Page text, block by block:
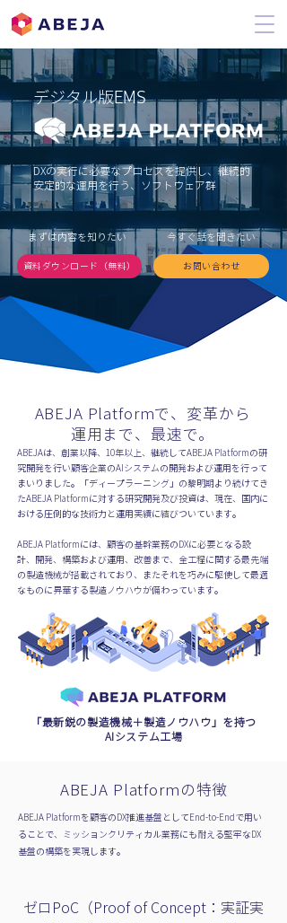
デジタル版EMS
DXの実行に必要なプロセスを提供し、継続的
安定的な運用を行う、ソフトウェア群
まずは内容を知りたい 今すぐ話を聞きたい
資料ダウンロード（無料） お問い合わせ
ABEJA Platformで、変革から
運用まで、最速で。
ABEJAは、創業以降、10年以上、継続してABEJA Platformの研
究開発を行い顧客企業のAIシステムの開発および運用を行って
まいりました。「ディープラーニング」の黎明期より続けてき
たABEJA Platformに対する研究開発及び投資は、現在、国内に
おける圧倒的な技術力と運用実績に結びついています。
ABEJA Platformには、顧客の基幹業務のDXに必要となる設
計、開発、構築および運用、改善まで、全工程に関する最先端
の製造機械が搭載されており、またそれを巧みに駆使して最適
なものに昇華する製造ノウハウが備わっています。
「最新鋭の製造機械＋製造ノウハウ」を持つ
AIシステム工場
ABEJA Platformの特徴
ABEJA Platformを顧客のDX推進基盤としてEnd-to-Endで用い
ることで、ミッションクリティカル業務にも耐える堅牢なDX
基盤の構築を実現します。
ゼロPoC（Proof of Concept：実証実